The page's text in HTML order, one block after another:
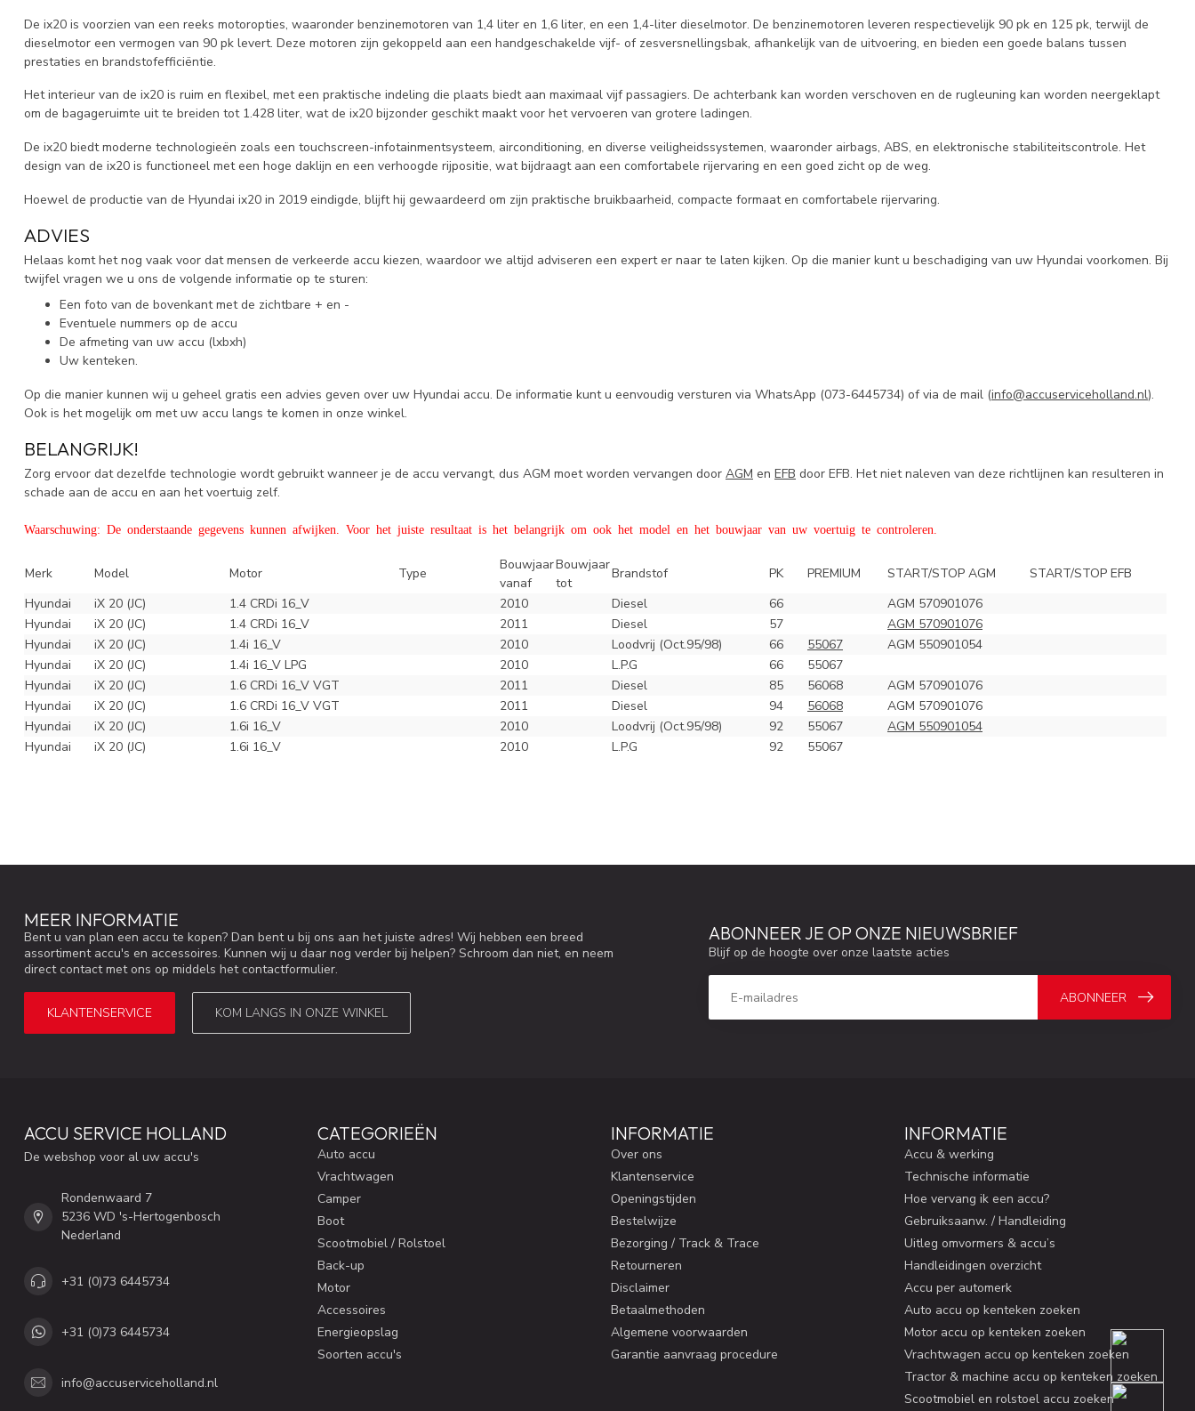
De ix20 is voorzien van een reeks motoropties, waaronder benzinemotoren van 1,4 liter en 1,6 liter, en een 1,4-liter dieselmotor. De benzinemotoren leveren respectievelijk 90 pk en 125 pk, terwijl de
dieselmotor een vermogen van 90 pk levert. Deze motoren zijn gekoppeld aan een handgeschakelde vijf- of zesversnellingsbak, afhankelijk van de uitvoering, en bieden een goede balans tussen
prestaties en brandstofefficiëntie.
Het interieur van de ix20 is ruim en flexibel, met een praktische indeling die plaats biedt aan maximaal vijf passagiers. De achterbank kan worden verschoven en de rugleuning kan worden neergeklapt
om de bagageruimte uit te breiden tot 1.428 liter, wat de ix20 bijzonder geschikt maakt voor het vervoeren van grotere ladingen.
De ix20 biedt moderne technologieën zoals een touchscreen-infotainmentsysteem, airconditioning, en diverse veiligheidssystemen, waaronder airbags, ABS, en elektronische stabiliteitscontrole. Het
design van de ix20 is functioneel met een hoge daklijn en een verhoogde rijpositie, wat bijdraagt aan een comfortabele rijervaring en een goed zicht op de weg.
Hoewel de productie van de Hyundai ix20 in 2019 eindigde, blijft hij gewaardeerd om zijn praktische bruikbaarheid, compacte formaat en comfortabele rijervaring.
ADVIES
Helaas komt het nog vaak voor dat mensen de verkeerde accu kiezen, waardoor we altijd adviseren een expert er naar te laten kijken. Op die manier kunt u beschadiging van uw Hyundai voorkomen. Bij
twijfel vragen we u ons de volgende informatie op te sturen:
Een foto van de bovenkant met de zichtbare + en -
Eventuele nummers op de accu
De afmeting van uw accu (lxbxh)
Uw kenteken.
Op die manier kunnen wij u geheel gratis een advies geven over uw Hyundai accu. De informatie kunt u eenvoudig versturen via WhatsApp (073-6445734) of via de mail (info@accuserviceholland.nl).
Ook is het mogelijk om met uw accu langs te komen in onze winkel.
BELANGRIJK!
Zorg ervoor dat dezelfde technologie wordt gebruikt wanneer je de accu vervangt, dus AGM moet worden vervangen door AGM en EFB door EFB. Het niet naleven van deze richtlijnen kan resulteren in
schade aan de accu en aan het voertuig zelf.
Waarschuwing: De onderstaande gegevens kunnen afwijken. Voor het juiste resultaat is het belangrijk om ook het model en het bouwjaar van uw voertuig te controleren.
Merk Model Motor Type
Bouwjaar
vanaf
Bouwjaar
tot
Brandstof PK PREMIUM START/STOP AGM
START/STOP EFB
Hyundai
iX 20 (JC) 1.4 CRDi 16_V 2010 Diesel 66
AGM 570901076
Hyundai
iX 20 (JC) 1.4 CRDi 16_V 2011 Diesel 57
AGM 570901076
Hyundai
iX 20 (JC) 1.4i 16_V 2010 Loodvrij (Oct.95/98) 66 55067
AGM 550901054
Hyundai
iX 20 (JC) 1.4i 16_V LPG 2010 L.P.G 66
55067
Hyundai
iX 20 (JC) 1.6 CRDi 16_V VGT 2011 Diesel 85 56068
AGM 570901076
Hyundai
iX 20 (JC) 1.6 CRDi 16_V VGT 2011 Diesel 94 56068
AGM 570901076
Hyundai
iX 20 (JC) 1.6i 16_V 2010 Loodvrij (Oct.95/98) 92 55067
AGM 550901054
Hyundai
iX 20 (JC) 1.6i 16_V 2010 L.P.G 92 55067
MEER INFORMATIE
Bent u van plan een accu te kopen? Dan bent u bij ons aan het juiste adres! Wij hebben een breed
assortiment accu's en accessoires. Kunnen wij u daar nog verder bij helpen? Schroom dan niet, en neem
direct contact met ons op middels het contactformulier.
KLANTENSERVICE KOM LANGS IN ONZE WINKEL
ABONNEER JE OP ONZE NIEUWSBRIEF
Blijf op de hoogte over onze laatste acties
ABONNEER
ACCU SERVICE HOLLAND
De webshop voor al uw accu's
Rondenwaard 7
5236 WD 's-Hertogenbosch
Nederland
+31 (0)73 6445734
+31 (0)73 6445734
info@accuserviceholland.nl
CATEGORIEËN
Auto accu
Vrachtwagen
Camper
Boot
Scootmobiel / Rolstoel
Back-up
Motor
Accessoires
Energieopslag
Soorten accu's
INFORMATIE
Over ons
Klantenservice
Openingstijden
Bestelwijze
Bezorging / Track & Trace
Retourneren
Disclaimer
Betaalmethoden
Algemene voorwaarden
Garantie aanvraag procedure
INFORMATIE
Accu & werking
Technische informatie
Hoe vervang ik een accu?
Gebruiksaanw. / Handleiding
Uitleg omvormers & accu’s
Handleidingen overzicht
Accu per automerk
Auto accu op kenteken zoeken
Motor accu op kenteken zoeken
Vrachtwagen accu op kenteken zoeken
Tractor & machine accu op kenteken zoeken
Scootmobiel en rolstoel accu zoeken